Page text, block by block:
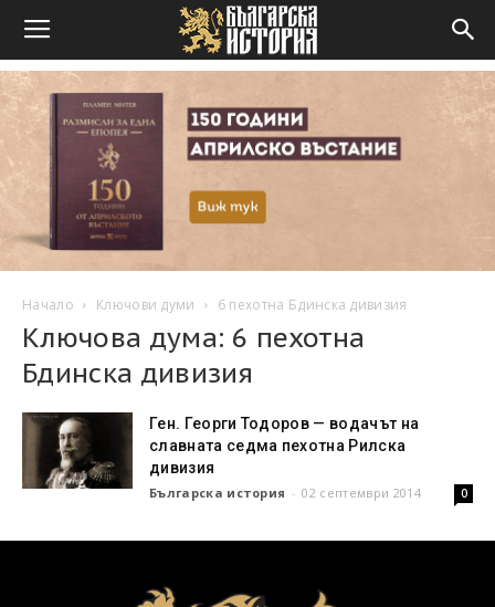
Начало Ключови думи 6 пехотна Бдинска дивизия
Ключова дума: 6 пехотна
Бдинска дивизия
Ген. Георги Тодоров — водачът на
славната седма пехотна Рилска
дивизия
Българска история - 02 септември 2014 0